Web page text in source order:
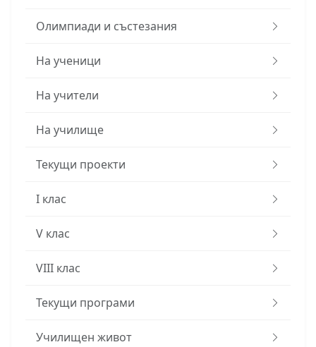
Олимпиади и състезания
На ученици
На учители
На училище
Текущи проекти
I клас
V клас
VIII клас
Текущи програми
Училищен живот